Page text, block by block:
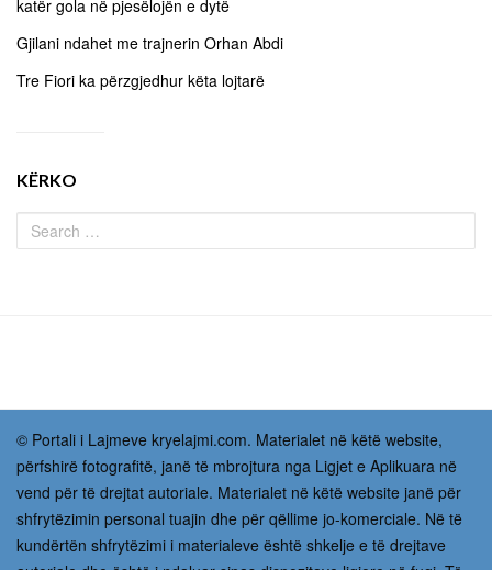
katër gola në pjesëlojën e dytë
Gjilani ndahet me trajnerin Orhan Abdi
Tre Fiori ka përzgjedhur këta lojtarë
KËRKO
© Portali i Lajmeve kryelajmi.com. Materialet në këtë website,
përfshirë fotografitë, janë të mbrojtura nga Ligjet e Aplikuara në
vend për të drejtat autoriale. Materialet në këtë website janë për
shfrytëzimin personal tuajin dhe për qëllime jo-komerciale. Në të
kundërtën shfrytëzimi i materialeve është shkelje e të drejtave